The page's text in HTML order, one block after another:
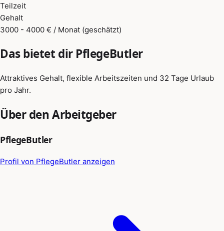
Teilzeit
Gehalt
3000 - 4000 € / Monat (geschätzt)
Das bietet dir PflegeButler
Attraktives Gehalt, flexible Arbeitszeiten und 32 Tage Urlaub
pro Jahr.
Über den Arbeitgeber
PflegeButler
Profil von PflegeButler anzeigen